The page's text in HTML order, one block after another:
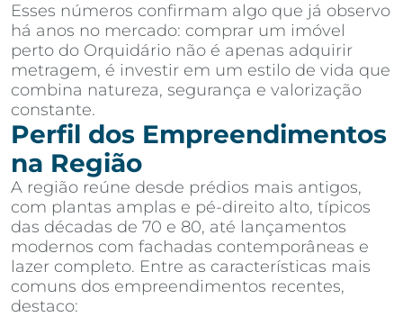
Esses números confirmam algo que já observo
há anos no mercado: comprar um imóvel
perto do Orquidário não é apenas adquirir
metragem, é investir em um estilo de vida que
combina natureza, segurança e valorização
constante.
Perfil dos Empreendimentos
na Região
A região reúne desde prédios mais antigos,
com plantas amplas e pé-direito alto, típicos
das décadas de 70 e 80, até lançamentos
modernos com fachadas contemporâneas e
lazer completo. Entre as características mais
comuns dos empreendimentos recentes,
destaco: